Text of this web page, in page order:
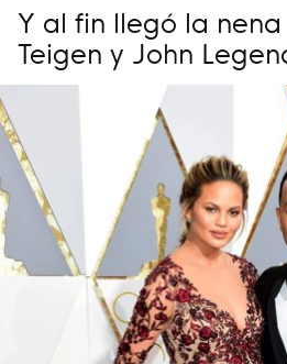
Y al fin llegó la
Teigen y John